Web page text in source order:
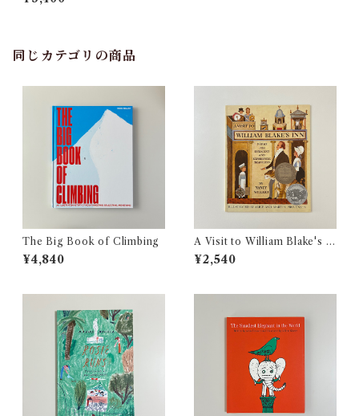
同じカテゴリの商品
The Big Book of Climbing
¥4,840
A Visit to William Blake's I
nn: Poems for Innocent an
d Experienced Travelers
¥2,540